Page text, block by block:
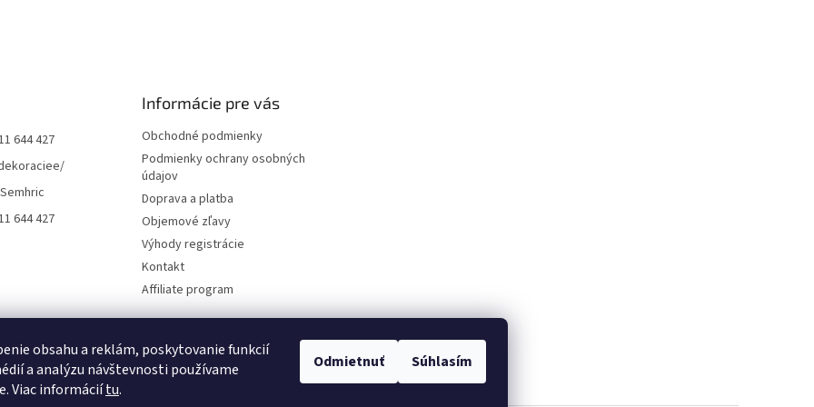
obsahu a reklám, poskytovanie funkcií
a analýzu návštevnosti používame
Viac informáciítu.
Odmietnuť Súhlasím
644 427
644 427
Informácie pre vás
Obchodné podmienky
Podmienky ochrany osobných
údajov
Doprava a platba
Objemové zľavy
Výhody registrácie
Kontakt
Affiliate program